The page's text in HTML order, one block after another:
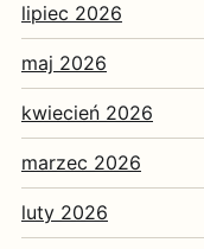
lipiec 2026
maj 2026
kwiecień 2026
marzec 2026
luty 2026